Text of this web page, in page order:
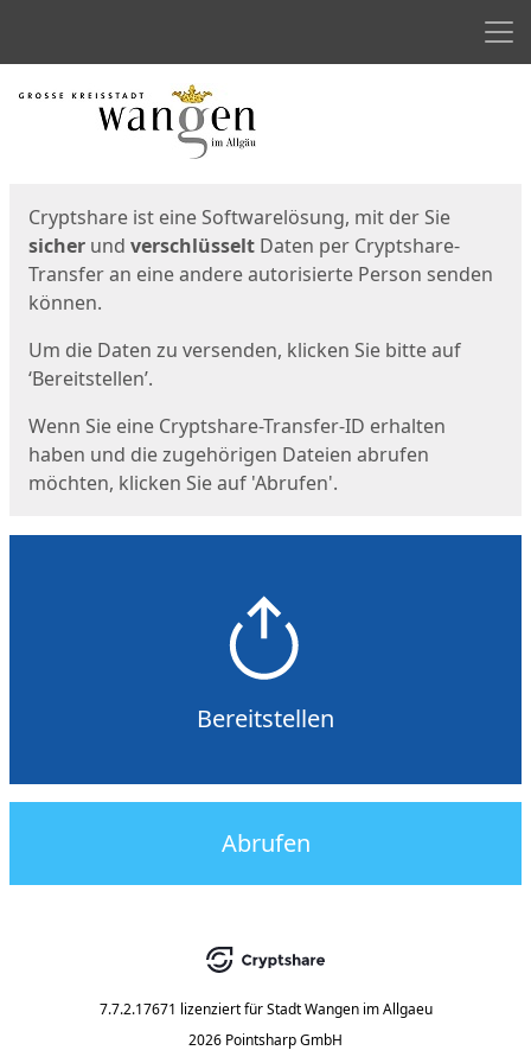
Start
Cryptshare ist eine Softwarelösung, mit der Sie
sicher und verschlüsselt Daten per Cryptshare-
Transfer an eine andere autorisierte Person senden
können.
Um die Daten zu versenden, klicken Sie bitte auf
‘Bereitstellen’.
Wenn Sie eine Cryptshare-Transfer-ID erhalten
haben und die zugehörigen Dateien abrufen
möchten, klicken Sie auf 'Abrufen'.
Bereitstellen
Abrufen
7.7.2.17671 lizenziert für Stadt Wangen im Allgaeu
2026 Pointsharp GmbH